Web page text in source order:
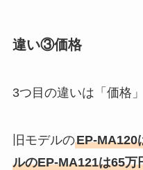
違い③価格
3つ目の違いは「価格」
旧モデルのEP-MA120
ルのEP-MA121は65万